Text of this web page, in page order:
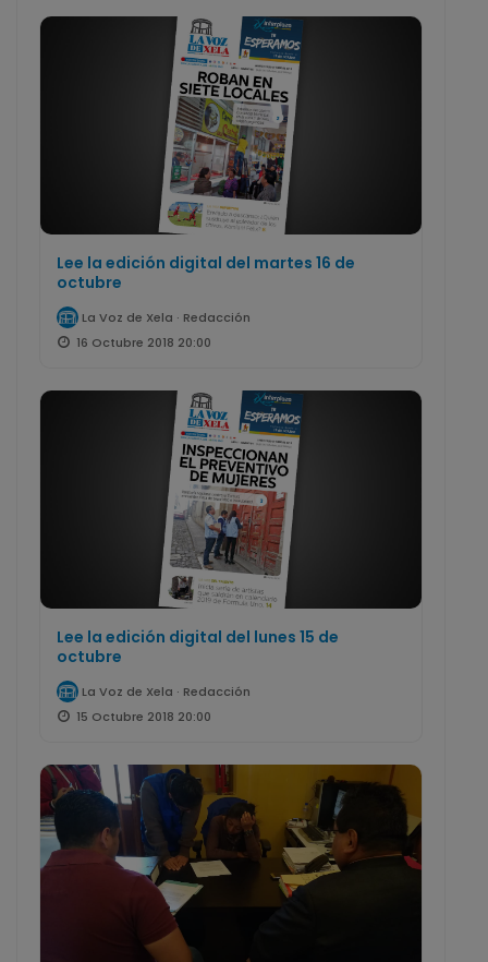
Lee la edición digital del martes 16 de
octubre
La Voz de Xela · Redacción
16 Octubre 2018 20:00
Lee la edición digital del lunes 15 de
octubre
La Voz de Xela · Redacción
15 Octubre 2018 20:00